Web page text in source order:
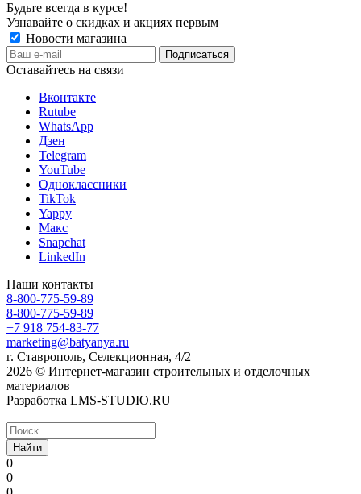
Будьте всегда в курсе!
Узнавайте о скидках и акциях первым
Новости магазина
Оставайтесь на связи
Вконтакте
Rutube
WhatsApp
Дзен
Telegram
YouTube
Одноклассники
TikTok
Yappy
Макс
Snapchat
LinkedIn
Наши контакты
8-800-775-59-89
8-800-775-59-89
+7 918 754-83-77
marketing@batyanya.ru
г. Ставрополь, Селекционная, 4/2
2026 © Интернет-магазин строительных и отделочных
материалов
Разработка LMS-STUDIO.RU
Найти
0
0